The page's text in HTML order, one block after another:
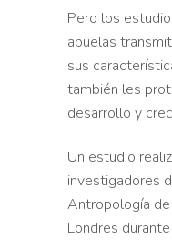
Pero los
abuelas
sus
también les
desarrollo y
Un estudio
investigadores
Antropología de
Londres